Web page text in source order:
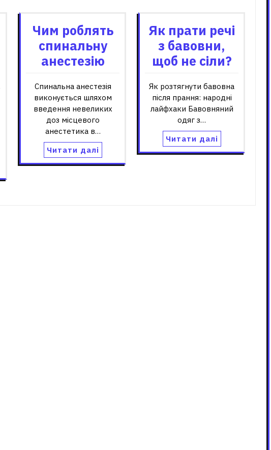
Чим роблять
спинальну
анестезію
Спинальна анестезія
виконується шляхом
введення невеликих
доз місцевого
анестетика в…
Читати далі
Як прати речі
з бавовни,
щоб не сіли?
Як розтягнути бавовна
після прання: народні
лайфхаки Бавовняний
одяг з…
Читати далі